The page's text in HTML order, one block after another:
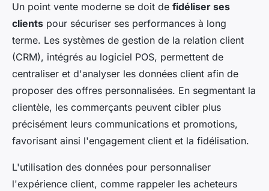
Un point vente moderne se doit de fidéliser ses
clients pour sécuriser ses performances à long
terme. Les systèmes de gestion de la relation client
(CRM), intégrés au logiciel POS, permettent de
centraliser et d'analyser les données client afin de
proposer des offres personnalisées. En segmentant la
clientèle, les commerçants peuvent cibler plus
précisément leurs communications et promotions,
favorisant ainsi l'engagement client et la fidélisation.
L'utilisation des données pour personnaliser
l'expérience client, comme rappeler les acheteurs